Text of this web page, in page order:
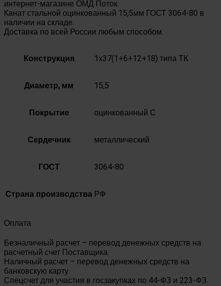
интернет-магазине ОМД Поток.
Канат стальной оцинкованный 15,5мм ГОСТ 3064-80 в
наличии на складе.
Доставка по всей России любым способом.
Конструкция 1х37(1+6+12+18) типа ТК
Диаметр, мм 15,5
Покрытие оцинкованный С
Сердечник металлический
ГОСТ 3064-80
Страна производства РФ
Оплата
Безналичный расчет – перевод денежных средств на
расчетный счет Поставщика.
Наличный расчет – перевод денежных средств на
банковскую карту.
Спецсчет для участия в госзакупках по 44-ФЗ и 223-ФЗ.